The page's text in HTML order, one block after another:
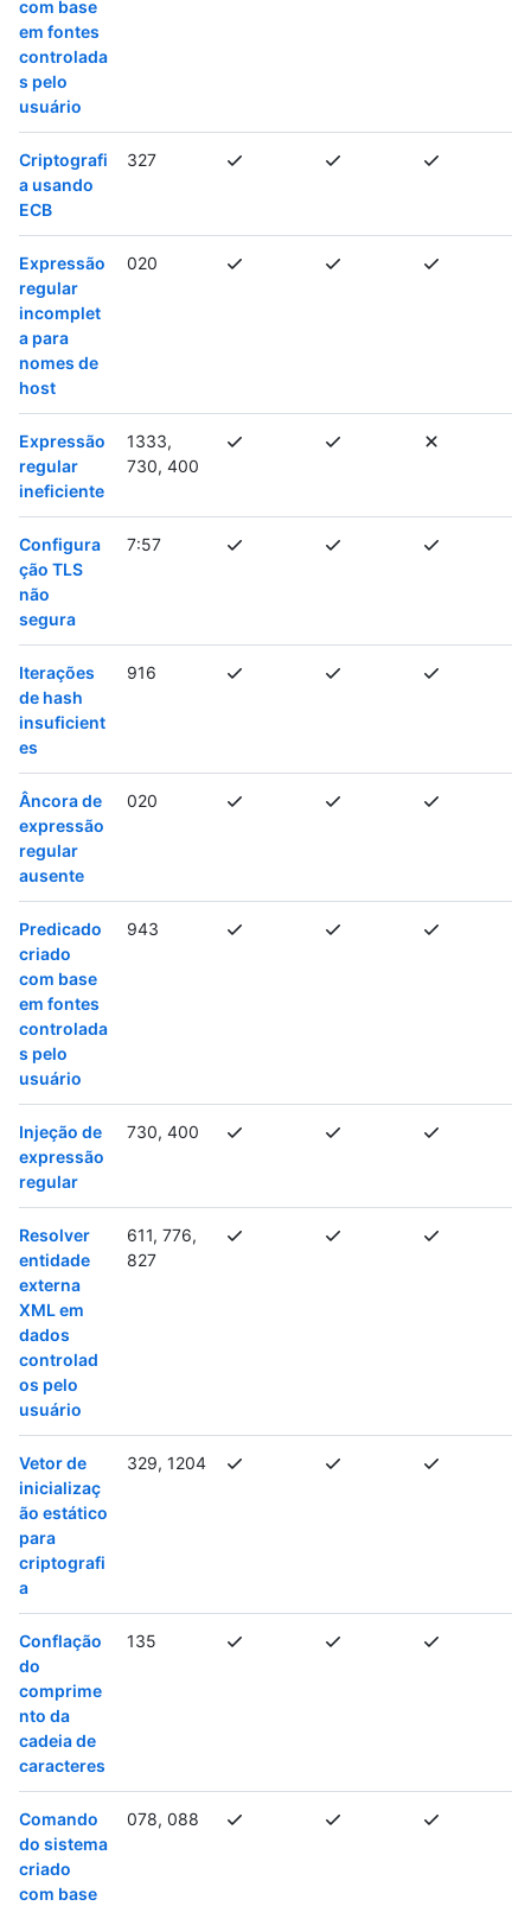
com base
em fontes
controlada
s pelo
usuário
Criptografi
a usando
ECB
327
Expressão
regular
incomplet
a para
nomes de
host
020
Expressão
regular
ineficiente
1333,
730, 400
Configura
ção TLS
não
segura
7:57
Iterações
de hash
insuficient
es
916
Âncora de
expressão
regular
ausente
020
Predicado
criado
com base
em fontes
controlada
s pelo
usuário
943
Injeção de
expressão
regular
730, 400
Resolver
entidade
externa
XML em
dados
controlad
os pelo
usuário
611, 776,
827
Vetor de
inicializaç
ão estático
para
criptografi
a
329, 1204
Conflação
do
comprime
nto da
cadeia de
caracteres
135
Comando
do sistema
criado
com base
078, 088